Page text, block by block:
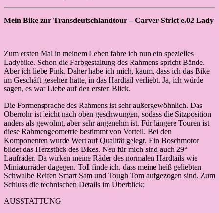
Mein Bike zur Transdeutschlandtour – Carver Strict e.02 Lady
Zum ersten Mal in meinem Leben fahre ich nun ein spezielles
Ladybike. Schon die Farbgestaltung des Rahmens spricht Bände.
Aber ich liebe Pink. Daher habe ich mich, kaum, dass ich das Bike
im Geschäft gesehen hatte, in das Hardtail verliebt. Ja, ich würde
sagen, es war Liebe auf den ersten Blick.
Die Formensprache des Rahmens ist sehr außergewöhnlich. Das
Oberrohr ist leicht nach oben geschwungen, sodass die Sitzposition
anders als gewohnt, aber sehr angenehm ist. Für längere Touren ist
diese Rahmengeometrie bestimmt von Vorteil. Bei den
Komponenten wurde Wert auf Qualität gelegt. Ein Boschmotor
bildet das Herzstück des Bikes. Neu für mich sind auch 29“
Laufräder. Da wirken meine Räder des normalen Hardtails wie
Miniaturräder dagegen. Toll finde ich, dass meine heiß geliebten
Schwalbe Reifen Smart Sam und Tough Tom aufgezogen sind. Zum
Schluss die technischen Details im Überblick:
AUSSTATTUNG